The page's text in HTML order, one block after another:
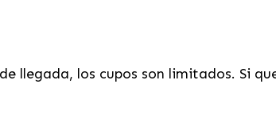
llegada, los cupos son limitados. Si